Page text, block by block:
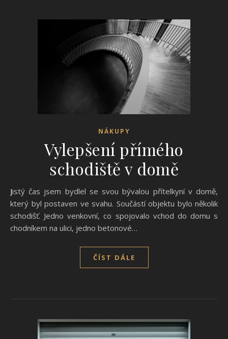
NÁKUPY
Vylepšení přímého
schodiště v domě
Jistý čas jsem bydlel se svou bývalou přítelkyní v domě,
který byl postaven ve svahu. Součástí objektu bylo několik
schodišť. Jedno venkovní, co spojovalo vchod do domu s
chodníkem na ulici, jedno betonové…
ČÍST DÁLE